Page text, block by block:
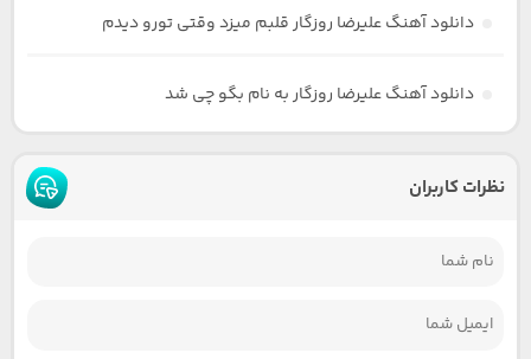
دانلود آهنگ علیرضا روزگار قلبم میزد وقتی تورو دیدم
دانلود آهنگ علیرضا روزگار به نام بگو چی شد
نظرات کاربران